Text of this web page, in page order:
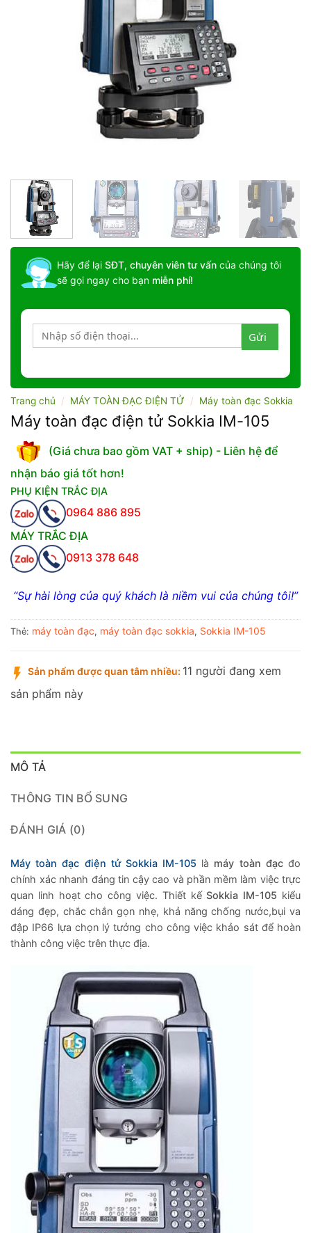
Hãy để lại SĐT, chuyên viên tư vấn của chúng tôi
sẽ gọi ngay cho bạn miễn phí!
Trang chủ / MÁY TOÀN ĐẠC ĐIỆN TỬ / Máy toàn đạc Sokkia
Máy toàn đạc điện tử Sokkia IM-105
(Giá chưa bao gồm VAT + ship) - Liên hệ để
nhận báo giá tốt hơn!
PHỤ KIỆN TRẮC ĐỊA
0964 886 895
MÁY TRẮC ĐỊA
0913 378 648
“Sự hài lòng của quý khách là niềm vui của chúng tôi!”
Thẻ: máy toàn đạc, máy toàn đạc sokkia, Sokkia IM-105
Sản phẩm được quan tâm nhiều: 11 người đang xem
sản phẩm này
MÔ TẢ
THÔNG TIN BỔ SUNG
ĐÁNH GIÁ (0)
Máy toàn đạc điện tử Sokkia IM-105 là máy toàn đạcđo
chính xác nhanh đáng tin cậy cao và phần mềm làm việc trực
quan linh hoạt cho công việc. Thiết kếSokkia IM-105 kiểu
dáng đẹp, chắc chắn gọn nhẹ, khả năng chống nước,bụi va
đập IP66 lựa chọn lý tưởng cho công việc khảo sát để hoàn
thành công việc trên thực địa.